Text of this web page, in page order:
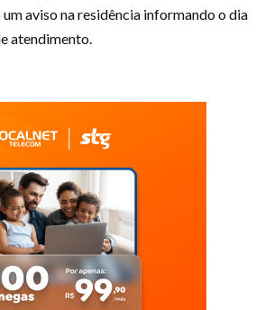
aviso na residência informando o dia
atendimento.